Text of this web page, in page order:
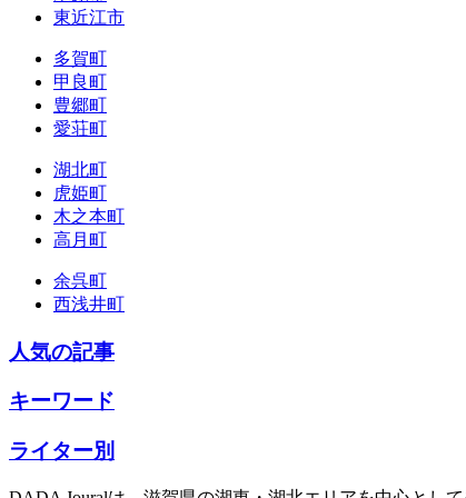
東近江市
多賀町
甲良町
豊郷町
愛荘町
湖北町
虎姫町
木之本町
高月町
余呉町
西浅井町
人気の記事
キーワード
ライター別